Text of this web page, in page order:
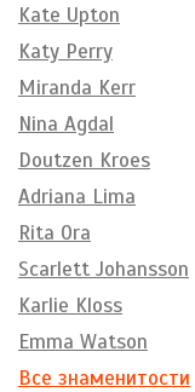
Kate Upton
Katy Perry
Miranda Kerr
Nina Agdal
Doutzen Kroes
Adriana Lima
Rita Ora
Scarlett Johansson
Karlie Kloss
Emma Watson
Все знаменитости